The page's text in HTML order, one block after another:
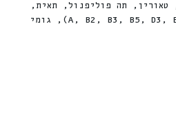
תה פוליפנול, תאית,
פרוביוטיקה, ויטמינים (A, B2, B3, B5, D3, E), גומי